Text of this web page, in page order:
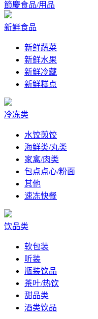
節慶食品/用品
新鲜食品
新鲜蔬菜
新鲜水果
新鲜冷藏
新鲜糕点
冷冻类
水饺煎饺
海鲜类/丸类
家禽/肉类
包点点心/粉面
其他
速冻快餐
饮品类
软包装
听装
瓶装饮品
茶叶/热饮
甜品类
酒类饮品